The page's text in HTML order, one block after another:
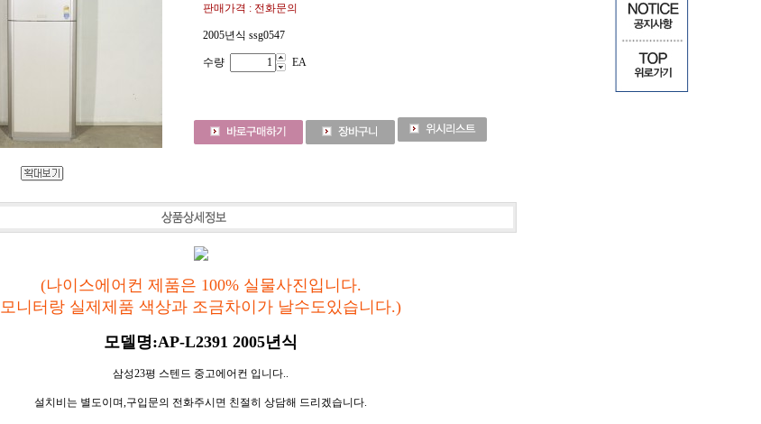
판매가격 : 전화문의
2005년식 ssg0547
수량 EA
(나이스에어컨 제품은 100% 실물사진입니다.
모니터랑 실제제품 색상과 조금차이가 날수도있습니다.)
모델명:AP-L2391 2005년식
삼성23평 스텐드 중고에어컨 입니다..
설치비는 별도이며,구입문의 전화주시면 친절히 상담해 드리겠습니다.